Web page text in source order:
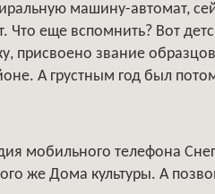
машину-автомат,
Что еще вспомнить? Вот
присвоено звание
А грустным год был
мобильного телефона
же Дома культуры. А